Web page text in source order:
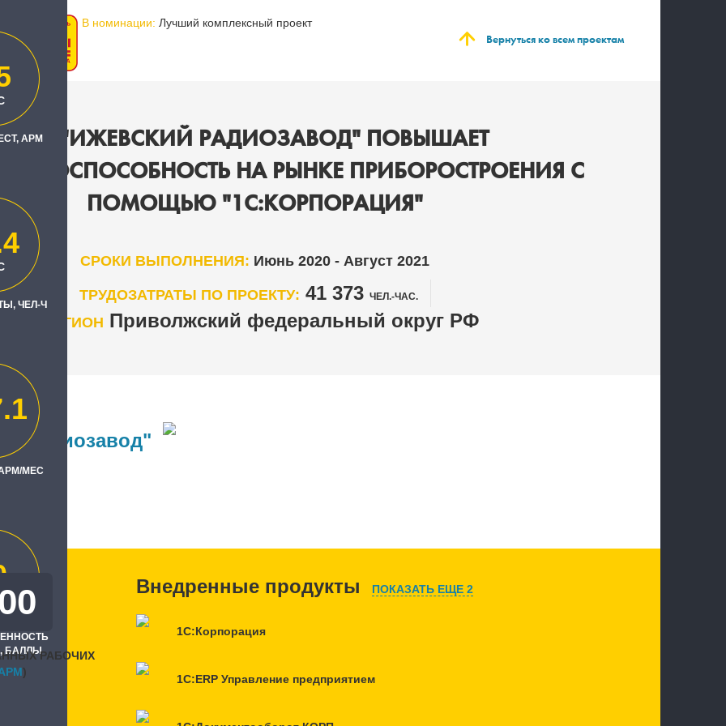
В номинации: Лучший комплексный проект
Вернуться ко всем проектам
АО "ИЖЕВСКИЙ РАДИОЗАВОД" ПОВЫШАЕТ
НА РЫНКЕ ПРИБОРОСТРОЕНИЯ С
ПОМОЩЬЮ "1С:КОРПОРАЦИЯ"
СРОКИ ВЫПОЛНЕНИЯ: Июнь 2020 - Август 2021
ТРУДОЗАТРАТЫ ПО ПРОЕКТУ: 41 373 ЧЕЛ.-ЧАС.
РЕГИОН Приволжский федеральный округ РФ
АРМ
ЧЕЛ-Ч
МЕС
БАЛЛЫ
радиозавод"
РАБОЧИХ
)
Внедренные продукты ПОКАЗАТЬ ЕЩЕ 2
1С:Корпорация
1С:ERP Управление предприятием